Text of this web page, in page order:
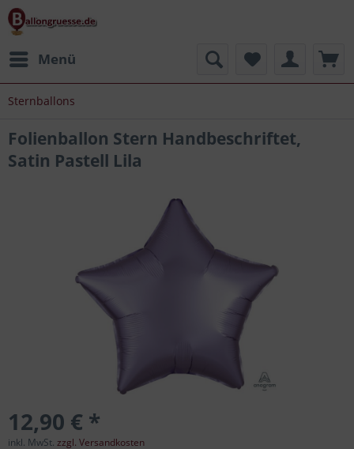
Menü
Sternballons
Folienballon Stern Handbeschriftet,
Satin Pastell Lila
12,90 € *
inkl. MwSt. zzgl. Versandkosten